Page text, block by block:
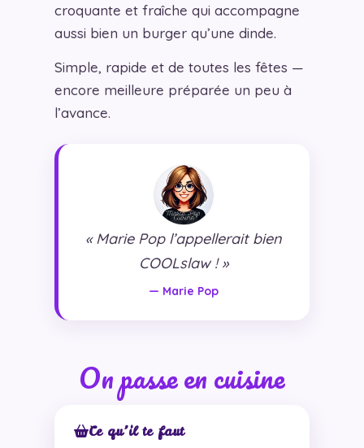
croquante et fraîche qui accompagne
aussi bien un burger qu’une dinde.
Simple, rapide et de toutes les fêtes —
encore meilleure préparée un peu à
l’avance.
« Marie Pop l’appellerait bien
COOLslaw ! »
— Marie Pop
On passe en cuisine
Ce qu’il te faut